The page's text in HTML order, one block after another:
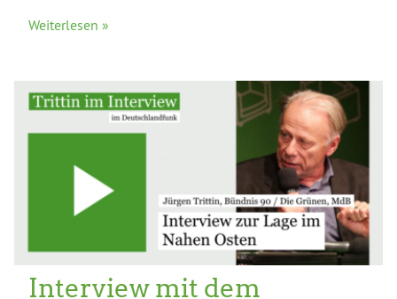
Weiterlesen »
Interview mit dem